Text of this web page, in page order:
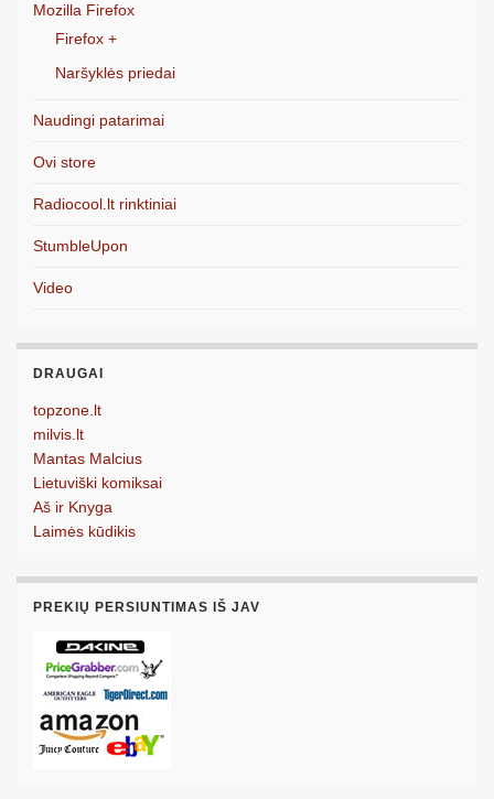
Mozilla Firefox
Firefox +
Naršyklės priedai
Naudingi patarimai
Ovi store
Radiocool.lt rinktiniai
StumbleUpon
Video
DRAUGAI
topzone.lt
milvis.lt
Mantas Malcius
Lietuviški komiksai
Aš ir Knyga
Laimės kūdikis
PREKIŲ PERSIUNTIMAS IŠ JAV